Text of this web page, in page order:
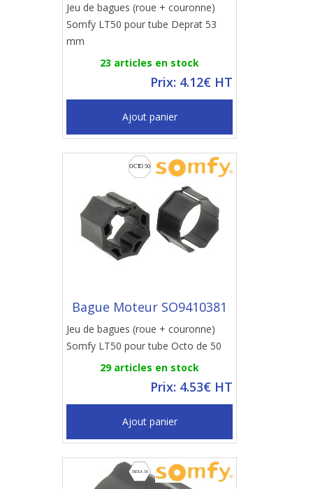
Jeu de bagues (roue + couronne)
Somfy LT50 pour tube Deprat 53
mm
23 articles en stock
Prix: 4.12€ HT
Ajout panier
Bague Moteur SO9410381
Jeu de bagues (roue + couronne)
Somfy LT50 pour tube Octo de 50
29 articles en stock
Prix: 4.53€ HT
Ajout panier